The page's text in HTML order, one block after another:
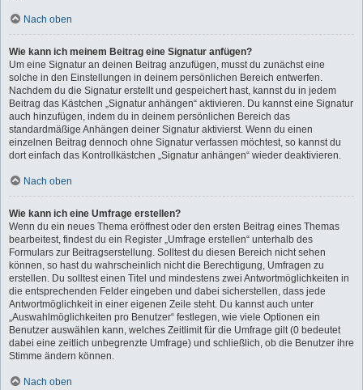
Nach oben
Wie kann ich meinem Beitrag eine Signatur anfügen?
Um eine Signatur an deinen Beitrag anzufügen, musst du zunächst eine
solche in den Einstellungen in deinem persönlichen Bereich entwerfen.
Nachdem du die Signatur erstellt und gespeichert hast, kannst du in jedem
Beitrag das Kästchen „Signatur anhängen“ aktivieren. Du kannst eine Signatur
auch hinzufügen, indem du in deinem persönlichen Bereich das
standardmäßige Anhängen deiner Signatur aktivierst. Wenn du einen
einzelnen Beitrag dennoch ohne Signatur verfassen möchtest, so kannst du
dort einfach das Kontrollkästchen „Signatur anhängen“ wieder deaktivieren.
Nach oben
Wie kann ich eine Umfrage erstellen?
Wenn du ein neues Thema eröffnest oder den ersten Beitrag eines Themas
bearbeitest, findest du ein Register „Umfrage erstellen“ unterhalb des
Formulars zur Beitragserstellung. Solltest du diesen Bereich nicht sehen
können, so hast du wahrscheinlich nicht die Berechtigung, Umfragen zu
erstellen. Du solltest einen Titel und mindestens zwei Antwortmöglichkeiten in
die entsprechenden Felder eingeben und dabei sicherstellen, dass jede
Antwortmöglichkeit in einer eigenen Zeile steht. Du kannst auch unter
„Auswahlmöglichkeiten pro Benutzer“ festlegen, wie viele Optionen ein
Benutzer auswählen kann, welches Zeitlimit für die Umfrage gilt (0 bedeutet
dabei eine zeitlich unbegrenzte Umfrage) und schließlich, ob die Benutzer ihre
Stimme ändern können.
Nach oben